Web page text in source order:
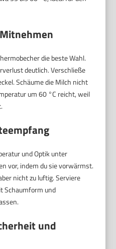
die beste Wahl.
deutlich. Verschließe
Schäume die Milch nicht
um 60 °C reicht, weil
und Optik unter
vor, indem du sie vorwärmst.
nicht zu luftig. Serviere
Schaumform und
und